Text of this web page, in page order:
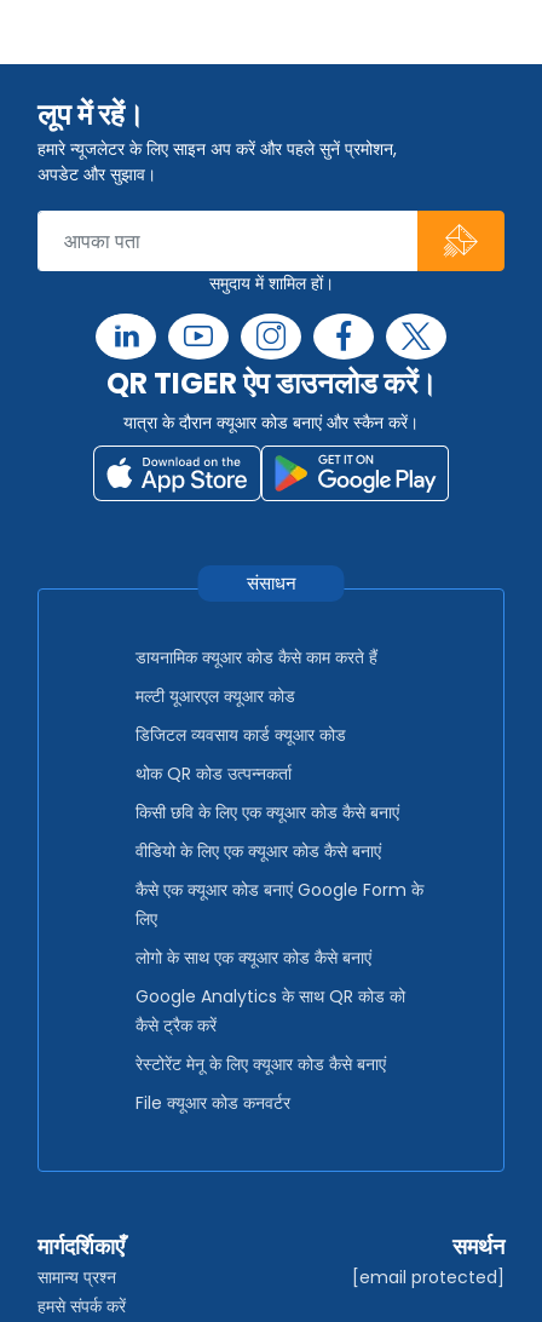
लूप में रहें।
हमारे न्यूजलेटर के लिए साइन अप करें और पहले सुनें प्रमोशन,
अपडेट और सुझाव।
समुदाय में शामिल हों।
QR TIGER ऐप डाउनलोड करें।
यात्रा के दौरान क्यूआर कोड बनाएं और स्कैन करें।
संसाधन
डायनामिक क्यूआर कोड कैसे काम करते हैं
मल्टी यूआरएल क्यूआर कोड
डिजिटल व्यवसाय कार्ड क्यूआर कोड
थोक QR कोड उत्पन्नकर्ता
किसी छवि के लिए एक क्यूआर कोड कैसे बनाएं
वीडियो के लिए एक क्यूआर कोड कैसे बनाएं
कैसे एक क्यूआर कोड बनाएं Google Form के
लिए
लोगो के साथ एक क्यूआर कोड कैसे बनाएं
Google Analytics के साथ QR कोड को
कैसे ट्रैक करें
रेस्टोरेंट मेनू के लिए क्यूआर कोड कैसे बनाएं
File क्यूआर कोड कनवर्टर
मार्गदर्शिकाएँ
सामान्य प्रश्न
हमसे संपर्क करें
समर्थन
[email protected]